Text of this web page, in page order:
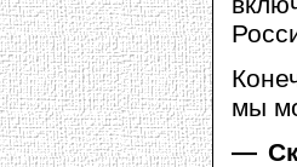
мы
—